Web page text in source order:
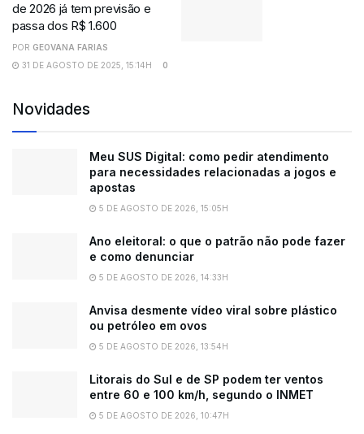
de 2026 já tem previsão e
passa dos R$ 1.600
POR GEOVANA FARIAS
31 DE AGOSTO DE 2025, 15:14H
0
Novidades
Meu SUS Digital: como pedir atendimento
para necessidades relacionadas a jogos e
apostas
5 DE AGOSTO DE 2026, 15:05H
Ano eleitoral: o que o patrão não pode fazer
e como denunciar
5 DE AGOSTO DE 2026, 14:33H
Anvisa desmente vídeo viral sobre plástico
ou petróleo em ovos
5 DE AGOSTO DE 2026, 13:54H
Litorais do Sul e de SP podem ter ventos
entre 60 e 100 km/h, segundo o INMET
5 DE AGOSTO DE 2026, 10:47H